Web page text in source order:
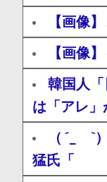
【画像
【画像
韓国人
は「アレ」
（ ´_
猛氏「